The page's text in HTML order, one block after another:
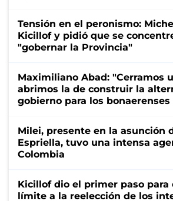
Tensión en el peronismo:
Kicillof y pidió que se
"gobernar la Provincia"
Maximiliano Abad: "Cerramos
abrimos la de construir la
gobierno para los bonaerenses
Milei, presente en la asunción
Espriella, tuvo una intensa
Colombia
Kicillof dio el primer paso para
límite a la reelección de los